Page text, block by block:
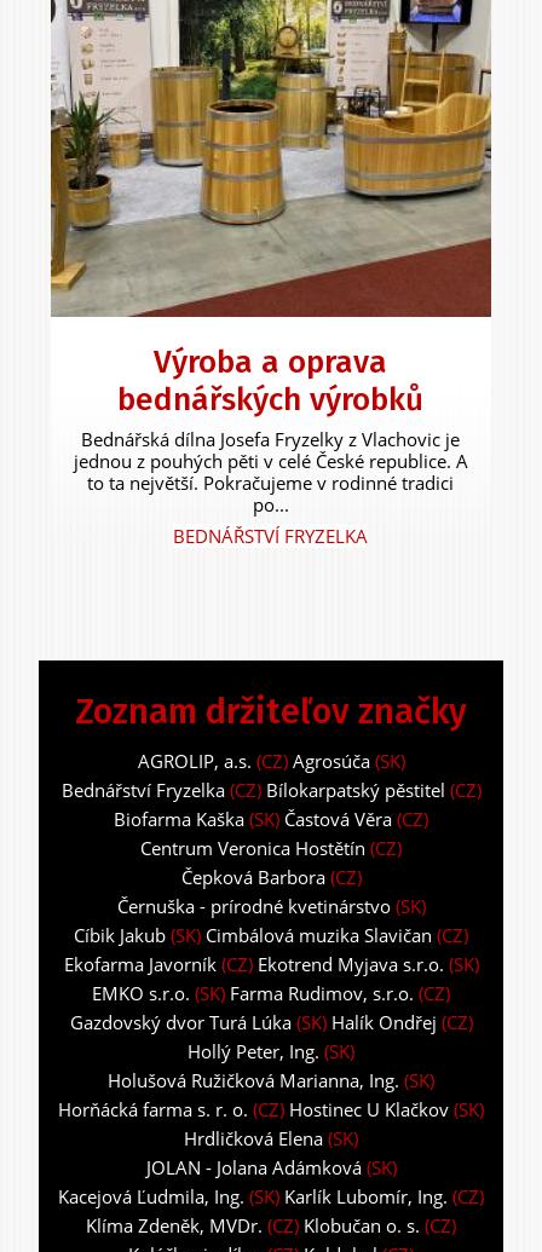
Výroba a oprava
bednářských výrobků
Bednářská dílna Josefa Fryzelky z Vlachovic je
jednou z pouhých pěti v celé České republice. A
to ta největší. Pokračujeme v rodinné tradici
po...
BEDNÁŘSTVÍ FRYZELKA
Zoznam držiteľov značky
AGROLIP, a.s. (CZ) Agrosúča(SK)
Bednářství Fryzelka(CZ) Bílokarpatský pěstitel (CZ)
Biofarma Kaška (SK) Častová Věra (CZ)
Centrum Veronica Hostětín (CZ)
Čepková Barbora(CZ)
Černuška - prírodné kvetinárstvo(SK)
Cíbik Jakub (SK) Cimbálová muzika Slavičan (CZ)
Ekofarma Javorník(CZ) Ekotrend Myjava s.r.o. (SK)
EMKO s.r.o. (SK) Farma Rudimov, s.r.o. (CZ)
Gazdovský dvor Turá Lúka(SK) Halík Ondřej (CZ)
Hollý Peter, Ing. (SK)
Holušová Ružičková Marianna, Ing. (SK)
Horňácká farma s. r. o. (CZ) Hostinec U Klačkov (SK)
Hrdličková Elena (SK)
JOLAN - Jolana Adámková(SK)
Kacejová Ľudmila, Ing. (SK) Karlík Lubomír, Ing. (CZ)
Klíma Zdeněk, MVDr. (CZ) Klobučan o. s. (CZ)